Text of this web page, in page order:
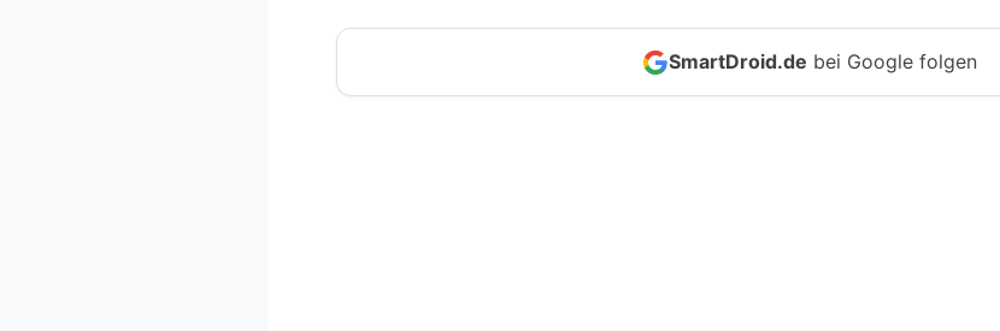
SmartDroid.de bei Google folgen